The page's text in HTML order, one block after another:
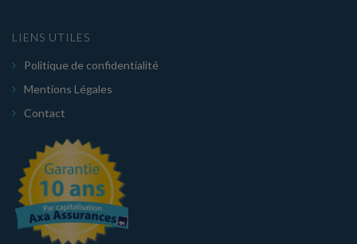
LIENS UTILES
Politique de confidentialité
Mentions Légales
Contact